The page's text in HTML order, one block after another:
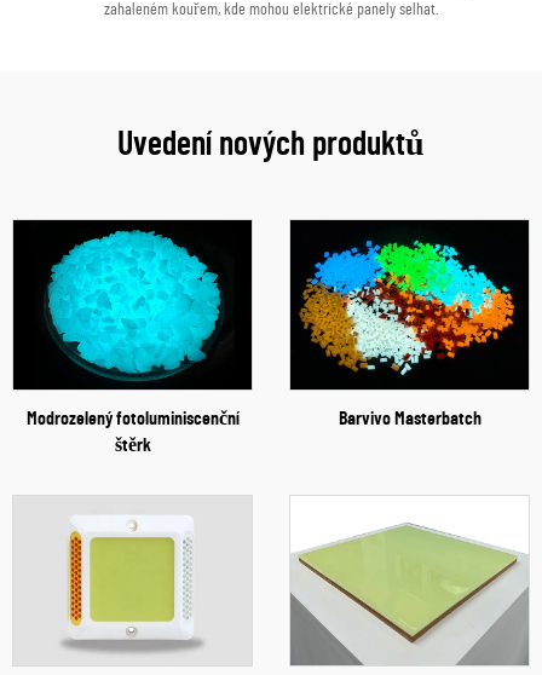
zahaleném kouřem, kde mohou elektrické panely selhat.
Uvedení nových produktů
Modrozelený fotoluminiscenční
štěrk
Barvivo Masterbatch